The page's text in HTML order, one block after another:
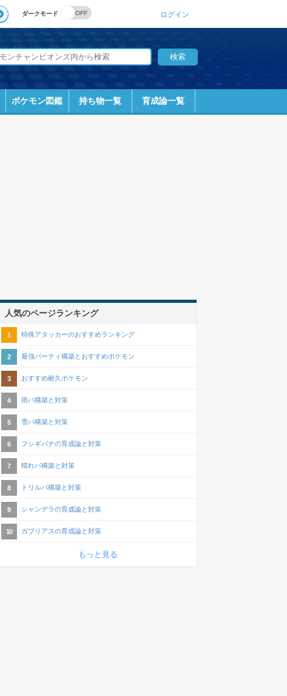
ダークモード ログイン
ポケモン図鑑 持ち物一覧 育成論一覧
人気のページランキング
特殊アタッカーのおすすめランキング
最強パーティ構築とおすすめポケモン
おすすめ耐久ポケモン
雨パ構築と対策
雪パ構築と対策
フシギバナの育成論と対策
晴れパ構築と対策
トリルパ構築と対策
シャンデラの育成論と対策
ガブリアスの育成論と対策
もっと見る